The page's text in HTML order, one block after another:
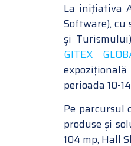
La iniţiativa
Software),
și
GITEX
perioada 10-
Pe parcursul
produse și
104 mp, Hall